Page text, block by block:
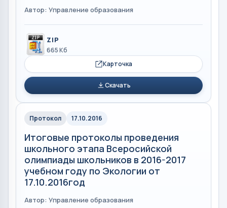
Автор: Управление образования
ZIP
665 Кб
Карточка
Скачать
Протокол 17.10.2016
Итоговые протоколы проведения
школьного этапа Всеросийской
олимпиады школьников в 2016-2017
учебном году по Экологии от
17.10.2016год
Автор: Управление образования